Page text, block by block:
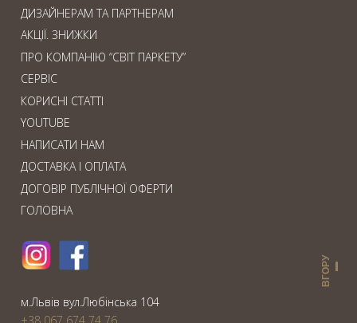
ДИЗАЙНЕРАМ ТА ПАРТНЕРАМ
АКЦІЇ. ЗНИЖКИ
ПРО КОМПАНІЮ “СВІТ ПАРКЕТУ”
СЕРВІС
КОРИСНІ СТАТТІ
YOUTUBE
НАПИСАТИ НАМ
ДОСТАВКА І ОПЛАТА
ДОГОВІР ПУБЛІЧНОЇ ОФЕРТИ
ГОЛОВНА
ВГОРУ
м.Львiв вул.Любiнська 104
+38 067 674 74 76